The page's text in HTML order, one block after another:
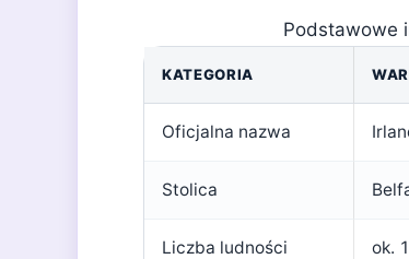
Podstawowe
KATEGORIA
Oficjalna nazwa
Stolica
Liczba ludności ok.